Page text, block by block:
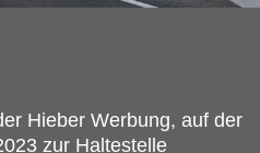
Hieber Werbung, auf der
zur Haltestelle